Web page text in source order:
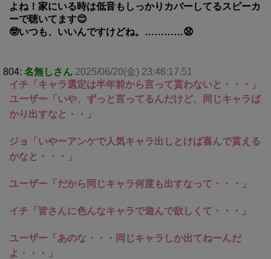
よね！家にいる時は低音もしっかりカバーしてるスピーカ
ーで聴いてます😊
🤓いつも、いいんですけどね。…………😧
804: 名無しさん 2025/06/20(金) 23:46:17.51
イチ「キャラ選定は半年前から言って貰わないと・・・」
ユーザー「いや、ずっと言ってるんだけど、同じキャラば
かり出すなと・・」
ジョ「いやーアンケで人気キャラ出しとけば喜んで貰える
かなと・・・」
ユーザー「だから同じキャラ何度も出すなって・・・」
イチ「皆さんに色んなキャラで遊んで欲しくて・・・」
ユーザー「あのな・・・同じキャラしか出てねーんだ
よ・・・」